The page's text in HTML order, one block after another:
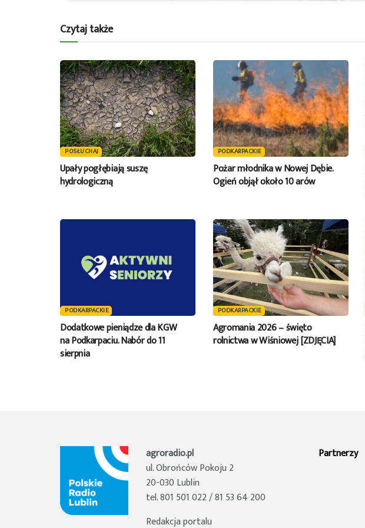
Czytaj także
POSŁUCHAJ
Upały pogłębiają suszę
hydrologiczną
PODKARPACKIE
Pożar młodnika w Nowej Dębie.
Ogień objął około 10 arów
PODKARPACKIE
Dodatkowe pieniądze dla KGW
na Podkarpaciu. Nabór do 11
sierpnia
PODKARPACKIE
Agromania 2026 – święto
rolnictwa w Wiśniowej [ZDJĘCIA]
agroradio.pl
ul. Obrońców Pokoju 2
20-030 Lublin
tel. 801 501 022 / 81 53 64 200
Redakcja portalu
Partnerzy